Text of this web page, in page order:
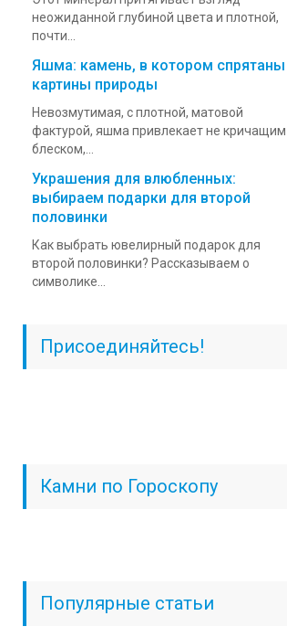
неожиданной глубиной цвета и плотной,
почти...
Яшма: камень, в котором спрятаны
картины природы
Невозмутимая, с плотной, матовой
фактурой, яшма привлекает не кричащим
блеском,...
Украшения для влюбленных:
выбираем подарки для второй
половинки
Как выбрать ювелирный подарок для
второй половинки? Рассказываем о
символике...
Присоединяйтесь!
Камни по Гороскопу
Популярные статьи